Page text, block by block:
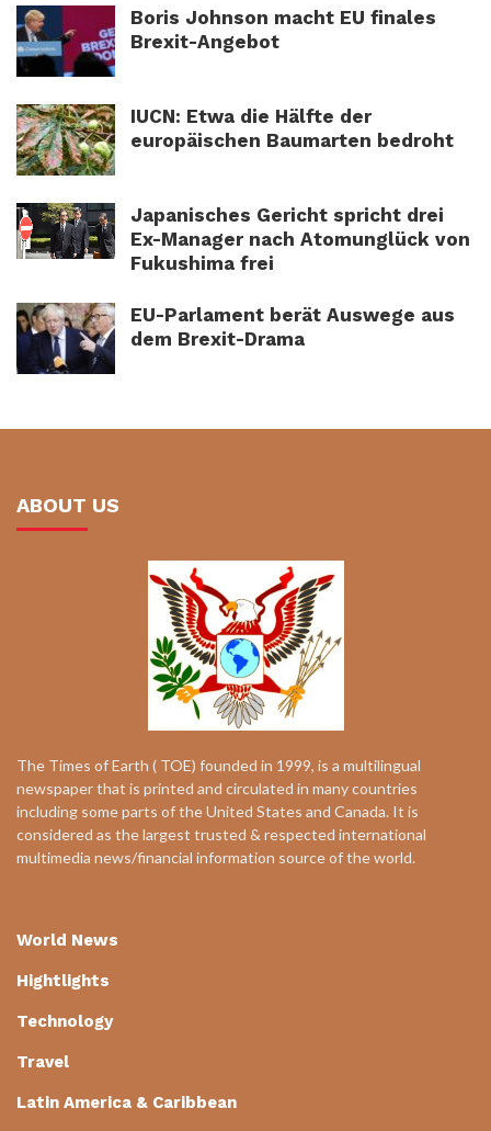
Boris Johnson macht EU finales
Brexit-Angebot
IUCN: Etwa die Hälfte der
europäischen Baumarten bedroht
Japanisches Gericht spricht drei
Ex-Manager nach Atomunglück von
Fukushima frei
EU-Parlament berät Auswege aus
dem Brexit-Drama
ABOUT US
The Times of Earth ( TOE) founded in 1999, is a multilingual
newspaper that is printed and circulated in many countries
including some parts of the United States and Canada. It is
considered as the largest trusted & respected international
multimedia news/financial information source of the world.
World News
Hightlights
Technology
Travel
Latin America & Caribbean